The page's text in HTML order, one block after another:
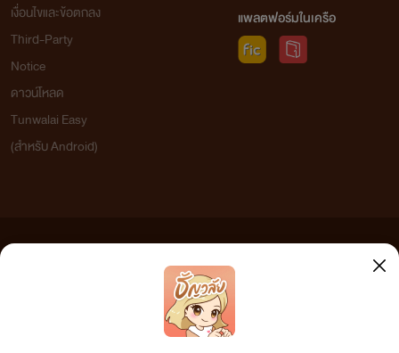
เงื่อนไขและข้อตกลง
Third-Party
Notice
ดาวน์โหลด
Tunwalai Easy
(สำหรับ Android)
แพลตฟอร์มในเครือ
เว็บไซต์แห่งนี้ไม่ได้เห็นด้วยและไม่ขอรับผิดชอบต่อข้อความใดๆ ทั้งสิ้น ดังนั้นผู้อ่านทุกท่านโปรดใช้
วิจารณญาณในการกลั่นกรองด้วยตนเอง และหากท่านพบข้อความใดๆ ที่ขัดต่อกฎหมายและศีลธรรม
กรุณาแจ้งมาที่ tunwalai@ookbee.com เพื่อทีมงานจะได้ดำเนินการในทันที ทั้งนี้ ทางเว็บไซต์ขอสงวน
ลิขสิทธิ์ตามพระราชบัญญัติลิขสิทธิ์ (ฉบับเพิ่มเติม) พ.ศ.2558